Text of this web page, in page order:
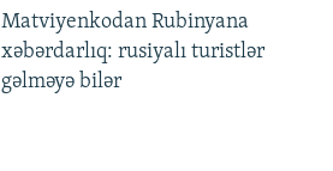
Matviyenkodan Rubinyana
xəbərdarlıq: rusiyalı turistlər
gəlməyə bilər